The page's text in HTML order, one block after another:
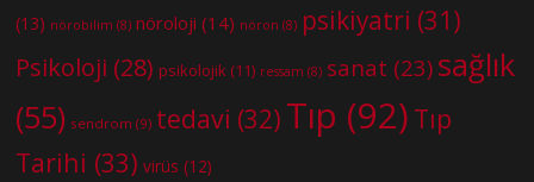
(13) nörobilim (8) nöroloji (14) nöron (8) psikiyatri (31)
Psikoloji (28) psikolojik (11) ressam (8) sanat (23) sağlık
(55) sendrom (9) tedavi (32) Tıp (92) Tıp
Tarihi (33) virüs (12)